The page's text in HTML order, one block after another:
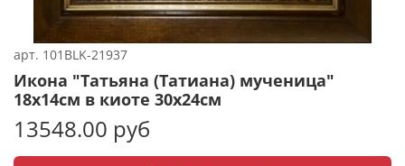
арт. 101BLK-21937
Икона "Татьяна (Татиана) мученица"
18х14см в киоте 30х24см
13548.00 руб